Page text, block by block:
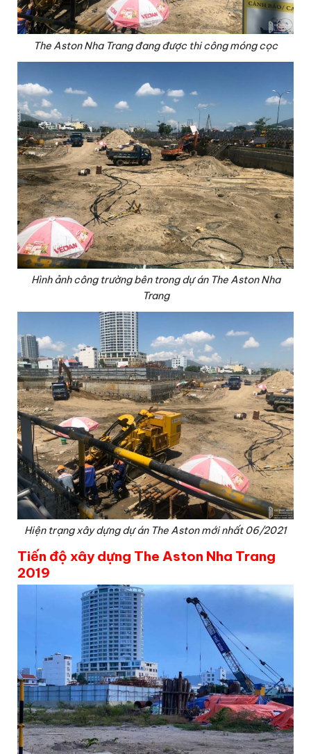
The Aston Nha Trang đang được thi công móng cọc
Hình ảnh công trường bên trong dự án The Aston Nha
Trang
Hiện trạng xây dựng dự án The Aston mới nhất 06/2021
Tiến độ xây dựng The Aston Nha Trang
2019